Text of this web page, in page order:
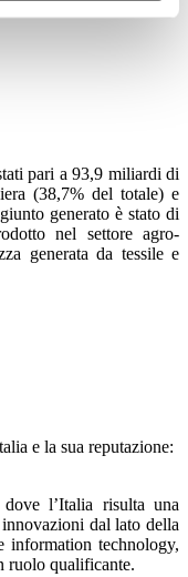
pari a 93,9 miliardi di
(38,7% del totale) e
generato è stato di
nel settore agro-
generata da tessile e
e la sua reputazione:
l’Italia risulta una
dal lato della
information technology,
ruolo qualificante.